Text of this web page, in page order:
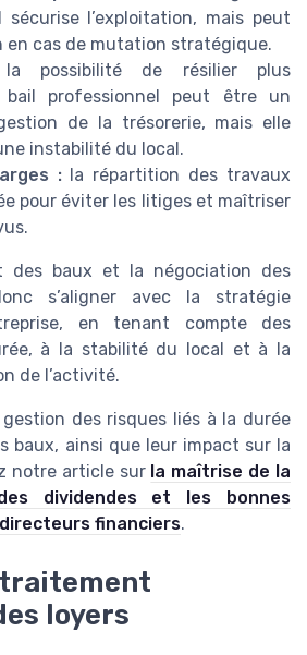
sécurise l’exploitation, mais peut
en cas de mutation stratégique.
possibilité de résilier plus
professionnel peut être un
de la trésorerie, mais elle
instabilité du local.
:la répartition des travaux
pour éviter les litiges et maîtriser
baux et la négociation des
s’aligner avec la stratégie
en tenant compte des
à la stabilité du local et à la
de l’activité.
des risques liés à la durée
baux, ainsi que leur impact sur la
notre article sur la maîtrise de la
dividendes et les bonnes
financiers.
loyers